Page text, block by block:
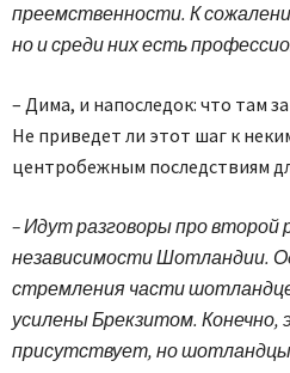
преемственности. К
но и среди них есть
– Дима, и напоследок: что там
Не приведет ли этот шаг к
центробежным последствиям
– Идут разговоры про второй
независимости Шотландии.
стремления части
усилены Брекзитом.
присутствует, но